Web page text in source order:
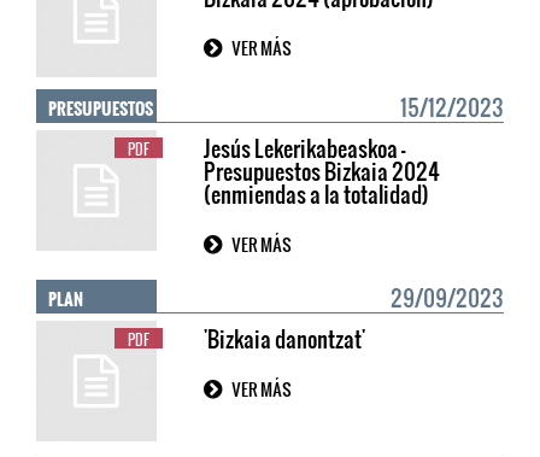
VER MÁS
PRESUPUESTOS 15/12/2023
PDF Jesús Lekerikabeaskoa -
Presupuestos Bizkaia 2024
(enmiendas a la totalidad)
VER MÁS
PLAN 29/09/2023
PDF 'Bizkaia danontzat'
VER MÁS